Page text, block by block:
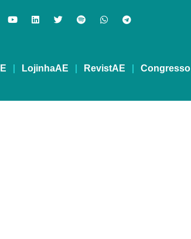
LojinhaAE RevistAE Congresso